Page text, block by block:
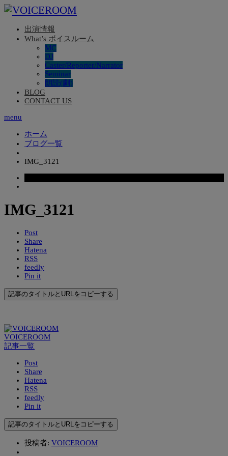
出演情報
What’s ボイスルーム
MC
DJ
Caster/Reporter/Narrator
Seminar
朗読(劇)
BLOG
CONTACT US
menu
ホーム
ブログ一覧
IMG_3121
IMG_3121
Post
Share
Hatena
RSS
feedly
Pin it
記事のタイトルとURLをコピーする
VOICEROOM
記事一覧
Post
Share
Hatena
RSS
feedly
Pin it
記事のタイトルとURLをコピーする
投稿者: VOICEROOM